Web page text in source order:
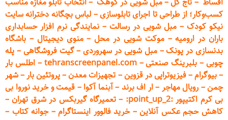
کسب‌وکار؛ از طراحی تا اجرای تابلوسازی– لباس بچگانه دخترانه سایت
نیکو کودک – مبل شویی در رسالت – نمایندگی نرم افزار حسابداری
باران در ارومیه–موکت شویی در محل–منوی دیجیتال – باشگاه
بدنسازی در پونک–مبل شویی در سهروردی–گیت فروشگاهی – پله
چوبی – بلبرینگ صنعتی–
tehranscreenpanel.com
–اطلس بار
–بیوگرام–فیزیوتراپی در قزوین– تجهیزات معدن–پروتئین بار–شهر
چمن– رویال مهاجر –ار اف برند –آبنما آکوا – قیمت و خرید نوروا بی
بی کرم اکتیپور :point_up_2:
– تعمیرگاه گیربکس در شرق تهران–
کاهش حجم عکس آنلاین–خرید فالوور اینستاگرام–جوانه کتاب –